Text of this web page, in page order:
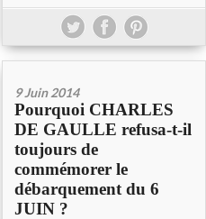
9 Juin 2014
Pourquoi CHARLES
DE GAULLE refusa-t-il
toujours de
commémorer le
débarquement du 6
JUIN ?